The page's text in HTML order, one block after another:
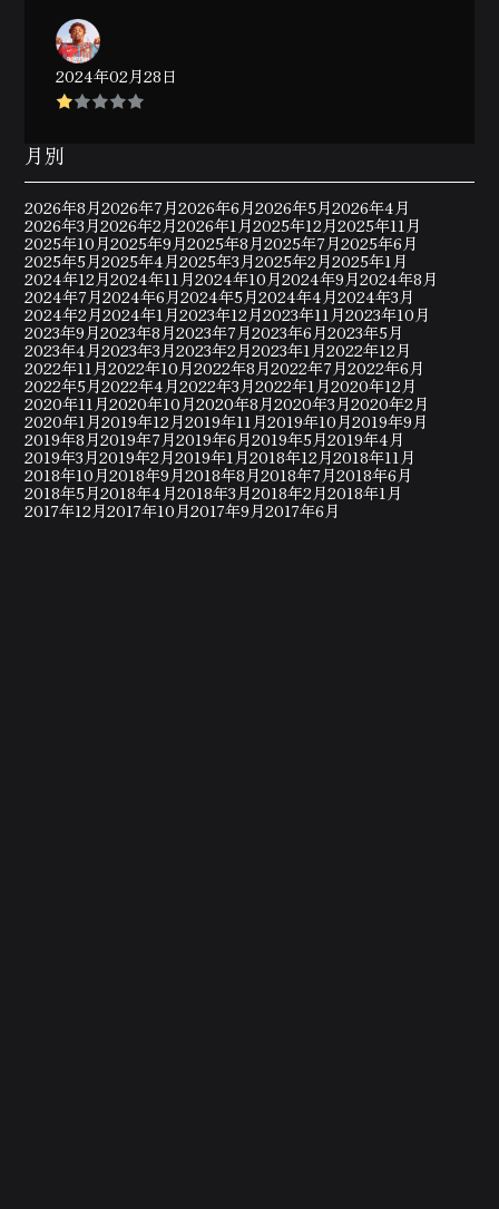
2024年02月28日
月別
2026年8月2026年7月2026年6月2026年5月2026年4月
2026年3月2026年2月2026年1月2025年12月2025年11月
2025年10月2025年9月2025年8月2025年7月2025年6月
2025年5月2025年4月2025年3月2025年2月2025年1月
2024年12月2024年11月2024年10月2024年9月2024年8月
2024年7月2024年6月2024年5月2024年4月2024年3月
2024年2月2024年1月2023年12月2023年11月2023年10月
2023年9月2023年8月2023年7月2023年6月2023年5月
2023年4月2023年3月2023年2月2023年1月2022年12月
2022年11月2022年10月2022年8月2022年7月2022年6月
2022年5月2022年4月2022年3月2022年1月2020年12月
2020年11月2020年10月2020年8月2020年3月2020年2月
2020年1月2019年12月2019年11月2019年10月2019年9月
2019年8月2019年7月2019年6月2019年5月2019年4月
2019年3月2019年2月2019年1月2018年12月2018年11月
2018年10月2018年9月2018年8月2018年7月2018年6月
2018年5月2018年4月2018年3月2018年2月2018年1月
2017年12月2017年10月2017年9月2017年6月